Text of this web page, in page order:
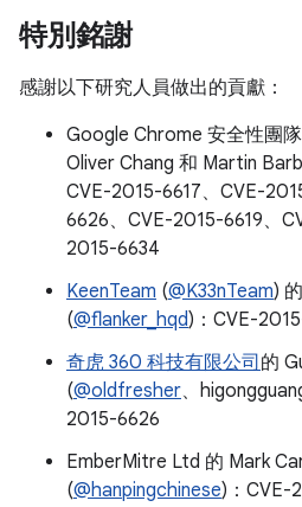
特別銘謝
感謝以下研究人員做出的貢獻：
Google Chrome 安全性團隊
Oliver Chang 和 Martin
CVE-2015-6617、CVE-
6626、CVE-2015-6619、
2015-6634
KeenTeam (@K33nTeam)
(@flanker_hqd)：CVE-
奇虎 360 科技有限公司 的
(@oldfresher、
2015-6626
EmberMitre Ltd 的 Mark
(@hanpingchinese)：CVE-